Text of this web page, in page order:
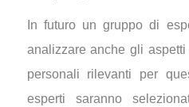
In futuro un gruppo di
analizzare anche gli
personali rilevanti per
esperti saranno